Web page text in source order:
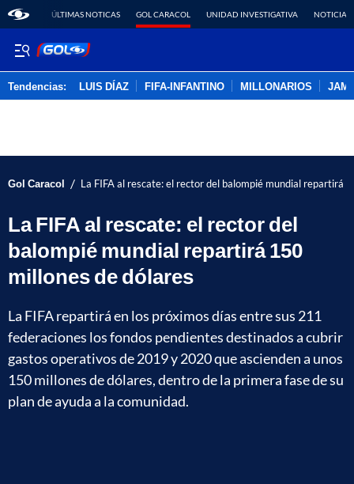
ÚLTIMAS NOTICAS GOL CARACOL UNIDAD INVESTIGATIVA NOTICIAS
Tendencias: LUIS DÍAZ FIFA-INFANTINO MILLONARIOS
Gol Caracol / La FIFA al rescate: el rector del balompié mundial repartirá
La FIFA al rescate: el rector del
balompié mundial repartirá 150
millones de dólares
La FIFA repartirá en los próximos días entre sus 211
federaciones los fondos pendientes destinados a cubrir
gastos operativos de 2019 y 2020 que ascienden a unos
150 millones de dólares, dentro de la primera fase de su
plan de ayuda a la comunidad.